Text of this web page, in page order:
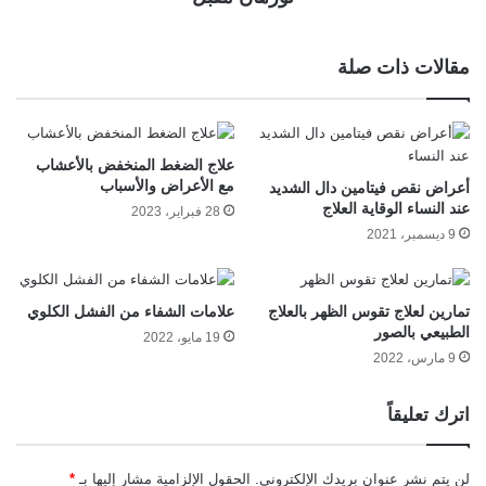
مقالات ذات صلة
أعراض نقص فيتامين دال الشديد
عند النساء الوقاية العلاج
9 ديسمبر، 2021
علاج الضغط المنخفض بالأعشاب
مع الأعراض والأسباب
28 فبراير، 2023
تمارين لعلاج تقوس الظهر بالعلاج
الطبيعي بالصور
9 مارس، 2022
علامات الشفاء من الفشل الكلوي
19 مايو، 2022
اترك تعليقاً
لن يتم نشر عنوان بريدك الإلكتروني. الحقول الإلزامية مشار إليها بـ *